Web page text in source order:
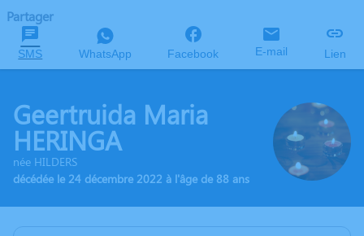
Partager
SMS WhatsApp Facebook E-mail Lien
Geertruida Maria
HERINGA
née HILDERS
décédée le 24 décembre 2022 à l'âge de 88 ans